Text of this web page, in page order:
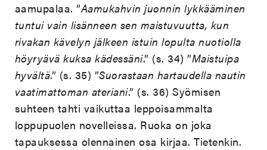
aamupalaa. ”Aamukahvin juonnin lykkääminen
tuntui vain lisänneen sen maistuvuutta, kun
rivakan kävelyn jälkeen istuin lopulta nuotiolla
höyryävä kuksa kädessäni.” (s. 34) ”Maistuipa
hyvältä.” (s. 35) ”Suorastaan hartaudella nautin
vaatimattoman ateriani.” (s. 36) Syömisen
suhteen tahti vaikuttaa leppoisammalta
loppupuolen novelleissa. Ruoka on joka
tapauksessa olennainen osa kirjaa. Tietenkin.